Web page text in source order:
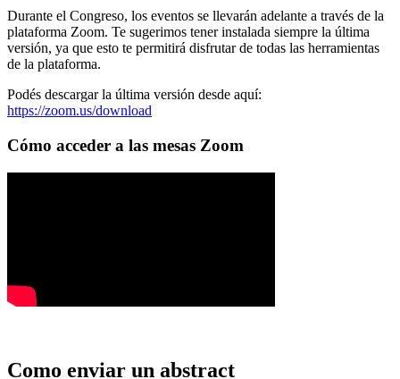
Durante el Congreso, los eventos se llevarán adelante a través de la
plataforma Zoom. Te sugerimos tener instalada siempre la última
versión, ya que esto te permitirá disfrutar de todas las herramientas
de la plataforma.
Podés descargar la última versión desde aquí:
https://zoom.us/download
Cómo acceder a las mesas Zoom
Como enviar un abstract